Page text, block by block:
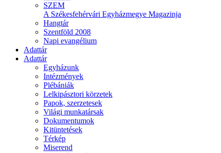
SZEM
A Székesfehérvári Egyházmegye Magazinja
Hangtár
Szentföld 2008
Napi evangélium
Adattár
Adattár
Egyházunk
Intézmények
Plébániák
Lelkipásztori körzetek
Papok, szerzetesek
Világi munkatársak
Dokumentumok
Kitüntetések
Térkép
Miserend